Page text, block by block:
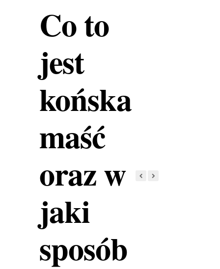
Co to
jest
końska
maść
oraz w
jaki
sposób